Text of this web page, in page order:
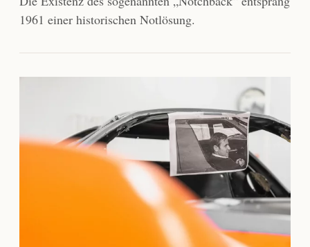
1961 einer historischen Notlösung.